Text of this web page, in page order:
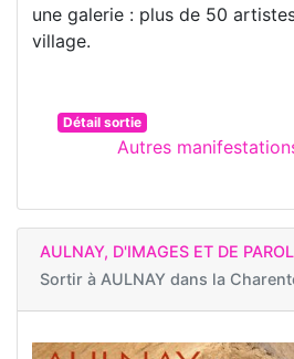
une galerie : plus de 50
village.
Détail sortie
Autres
AULNAY, D'IMAGES ET DE
Sortir à AULNAY dans la